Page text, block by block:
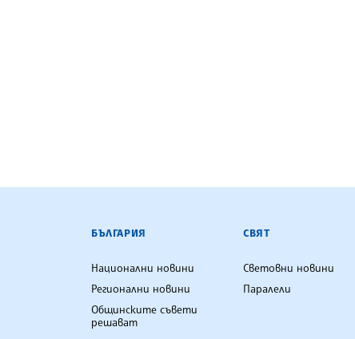
БЪЛГАРСКА ТЕЛЕГРАФНА
БЪЛГАРИЯ
Национални новини
Регионални новини
Общинските съвети
решават
СВЯТ
Световни новини
Паралели